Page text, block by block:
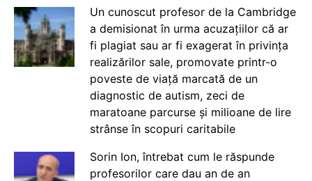
Un cunoscut profesor de la Cambridge
a demisionat în urma acuzațiilor că ar
fi plagiat sau ar fi exagerat în privința
realizărilor sale, promovate printr-o
poveste de viață marcată de un
diagnostic de autism, zeci de
maratoane parcurse și milioane de lire
strânse în scopuri caritabile
Sorin Ion, întrebat cum le răspunde
profesorilor care dau an de an